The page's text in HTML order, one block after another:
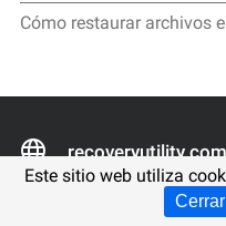
Este sitio web utiliza
Cerrar
Cómo restaurar archivos
recoveryutility.com
filerecovery.pl